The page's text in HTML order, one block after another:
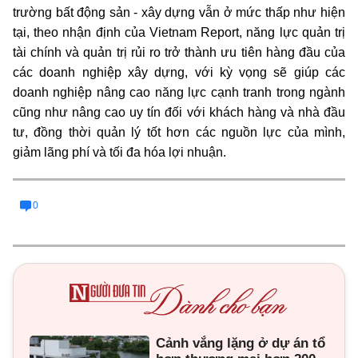
trường bất động sản - xây dựng vẫn ở mức thấp như hiện
tại, theo nhận định của Vietnam Report, năng lực quản trị
tài chính và quản trị rủi ro trở thành ưu tiên hàng đầu của
các doanh nghiệp xây dựng, với kỳ vọng sẽ giúp các
doanh nghiệp nâng cao năng lực cạnh tranh trong ngành
cũng như nâng cao uy tín đối với khách hàng và nhà đầu
tư, đồng thời quản lý tốt hơn các nguồn lực của mình,
giảm lãng phí và tối đa hóa lợi nhuận.
0
Cảnh vắng lặng ở dự án tổ